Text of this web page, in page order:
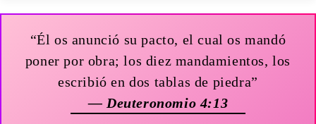
“Él os anunció su pacto, el cual os mandó
poner por obra; los diez mandamientos, los
escribió en dos tablas de piedra”
— Deuteronomio 4:13